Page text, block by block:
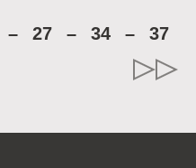
– 27 – 34 –
37